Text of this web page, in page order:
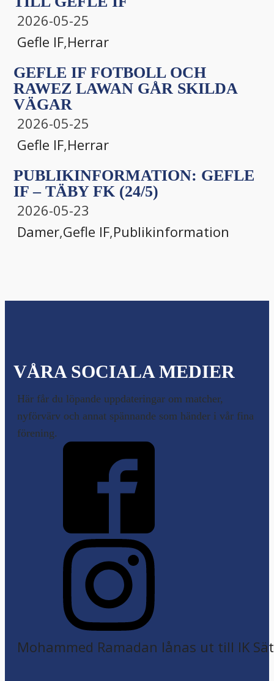
2026-05-25
Gefle IF,Herrar
GEFLE IF FOTBOLL OCH
RAWEZ LAWAN GÅR SKILDA
VÄGAR
2026-05-25
Gefle IF,Herrar
PUBLIKINFORMATION: GEFLE
IF – TÄBY FK (24/5)
2026-05-23
Damer,Gefle IF,Publikinformation
VÅRA SOCIALA MEDIER
Här får du löpande uppdateringar om matcher,
nyförvärv och annat spännande som händer i vår fina
förening.
Mohammed Ramadan lånas ut till IK